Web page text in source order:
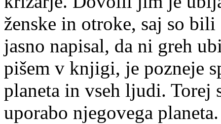
ženske in otroke, saj so
jasno napisal, da ni greh
pišem v knjigi, je pozneje
planeta in vseh ljudi. Torej
uporabo njegovega